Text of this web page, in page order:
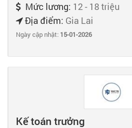
Mức lương: 12 - 18 triệu
Địa điểm: Gia Lai
Ngày cập nhật: 15-01-2026
Kế toán trưởng